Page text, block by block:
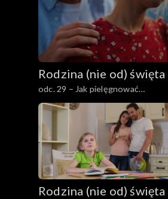
dzieci?
Rodzina (nie od) święta
odc. 29 – Jak pielęgnować
namiętność i romantyzm w
małżeństwie?
Rodzina (nie od) święta